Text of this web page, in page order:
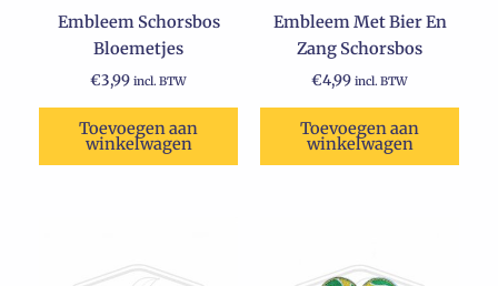
Embleem Schorsbos
Bloemetjes
€3,99 incl. BTW
Toevoegen aan
winkelwagen
Embleem Met Bier En
Zang Schorsbos
€4,99 incl. BTW
Toevoegen aan
winkelwagen